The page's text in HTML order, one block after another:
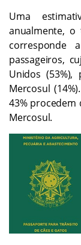
Uma
anualmente,
corresponde
passageiros,
Unidos
Mercosul
43% procedem
Mercosul.